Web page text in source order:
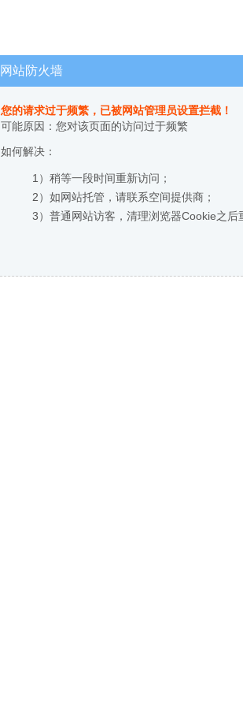
网站防火墙
您的请求过于频繁，已被网站管理员设置拦截！
可能原因：您对该页面的访问过于频繁
如何解决：
1）稍等一段时间重新访问；
2）如网站托管，请联系空间提供商；
3）普通网站访客，清理浏览器Cookie之后